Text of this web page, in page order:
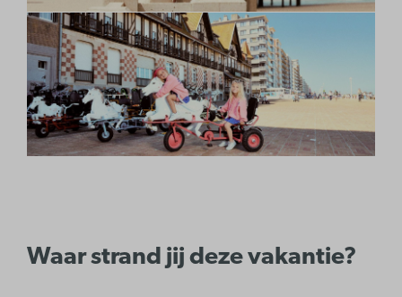
Waar strand jij deze vakantie?